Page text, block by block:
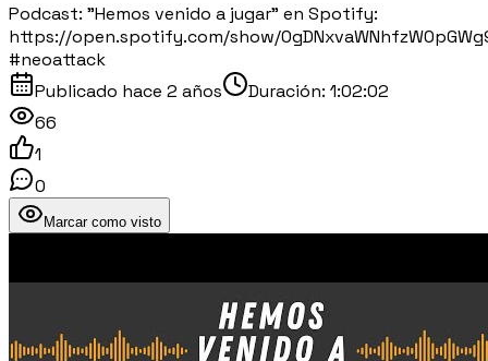
Podcast: "Hemos venido a jugar" en Spotify:
https://open.spotify.com/show/
#neoattack
Publicado hace 2 años Duración: 1:02:02
66
1
0
Marcar como visto